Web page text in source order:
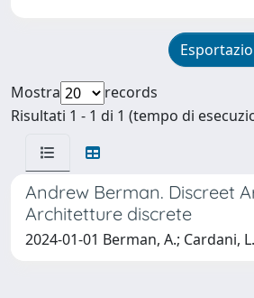
Mostra
records
Risultati 1 - 1 di 1 (tempo di
Andrew Berman. Discreet
Architetture discrete
2024-01-01 Berman, A.; Cardani,